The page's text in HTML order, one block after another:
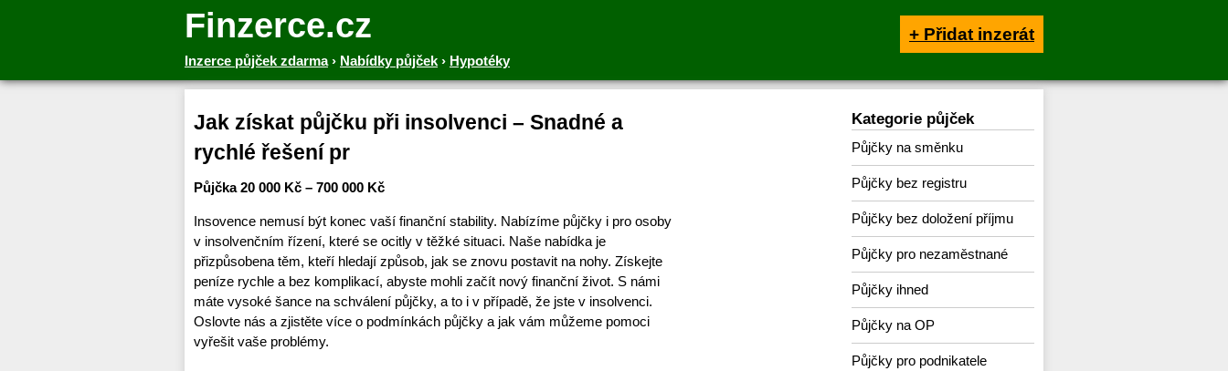
Finzerce.cz
Inzerce půjček zdarma› Nabídky půjček › Hypotéky
+ Přidat inzerát
Jak získat půjčku při insolvenci – Snadné a
rychlé řešení pr
Půjčka 20 000 Kč – 700 000 Kč
Insovence nemusí být konec vaší finanční stability. Nabízíme půjčky i pro osoby
v insolvenčním řízení, které se ocitly v těžké situaci. Naše nabídka je
přizpůsobena těm, kteří hledají způsob, jak se znovu postavit na nohy. Získejte
peníze rychle a bez komplikací, abyste mohli začít nový finanční život. S námi
máte vysoké šance na schválení půjčky, a to i v případě, že jste v insolvenci.
Oslovte nás a zjistěte více o podmínkách půjčky a jak vám můžeme pomoci
vyřešit vaše problémy.
Kategorie půjček
Půjčky na směnku
Půjčky bez registru
Půjčky bez doložení příjmu
Půjčky pro nezaměstnané
Půjčky ihned
Půjčky na OP
Půjčky pro podnikatele